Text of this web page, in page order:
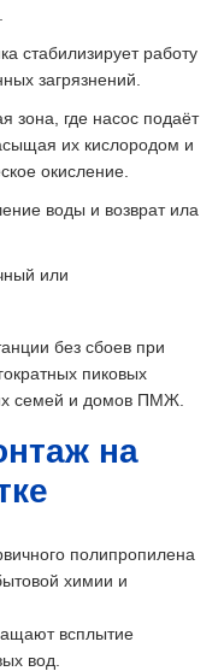
стабилизирует работу
загрязнений.
зона, где насос подаёт
их кислородом и
окисление.
воды и возврат ила
или
без сбоев при
пиковых
семей и домов ПМЖ.
на
полипропилена
химии и
всплытие
вод.